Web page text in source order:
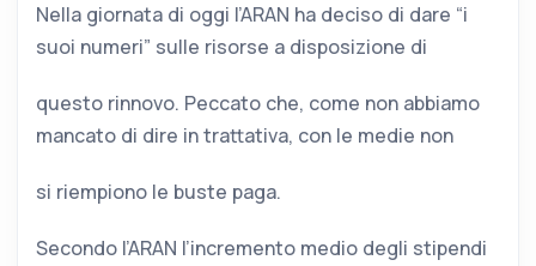
Nella giornata di oggi l’ARAN ha deciso di dare “i
suoi numeri” sulle risorse a disposizione di
questo rinnovo. Peccato che, come non abbiamo
mancato di dire in trattativa, con le medie non
si riempiono le buste paga.
Secondo l’ARAN l’incremento medio degli stipendi